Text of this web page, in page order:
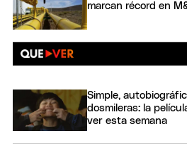
marcan récord en
Simple,
dosmileras: la
ver esta semana